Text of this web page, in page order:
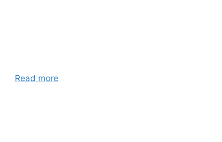
Read more